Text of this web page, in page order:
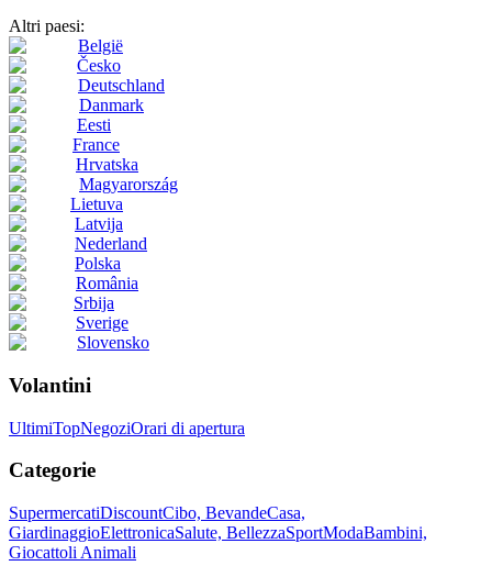
Altri paesi:
België
Česko
Deutschland
Danmark
Eesti
France
Hrvatska
Magyarország
Lietuva
Latvija
Nederland
Polska
România
Srbija
Sverige
Slovensko
Volantini
UltimiTopNegoziOrari di apertura
Categorie
SupermercatiDiscountCibo, BevandeCasa,
GiardinaggioElettronicaSalute, BellezzaSportModaBambini,
Giocattoli Animali